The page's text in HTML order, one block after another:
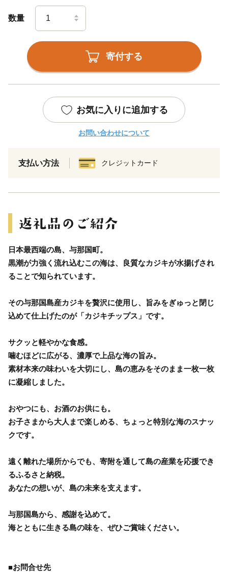
数量
寄付する
お気に入りに追加する
お問い合わせについて
支払い方法 クレジットカード
日本最西端の島、与那国町。
黒潮が力強く流れ込むこの海は、良質なカジキが水揚げされ
ることで知られています。
その与那国島産カジキを贅沢に使用し、旨みをぎゅっと閉じ
込めて仕上げたのが「カジキチップス」です。
サクッと軽やかな食感。
噛むほどに広がる、濃厚で上品な海の旨み。
素材本来の味わいを大切にし、島の恵みをそのまま一枚一枚
に凝縮しました。
おやつにも、お酒のお供にも。
お子さまから大人まで楽しめる、ちょっと特別な海のスナッ
クです。
遠く離れた場所からでも、寄附を通して島の産業を応援でき
るふるさと納税。
あなたの想いが、島の未来を支えます。
与那国島から、感謝を込めて。
海とともに生きる島の味を、ぜひご賞味ください。
■お問合せ先